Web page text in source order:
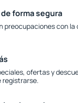
forma segura
preocupaciones con
ofertas y
registrarse.